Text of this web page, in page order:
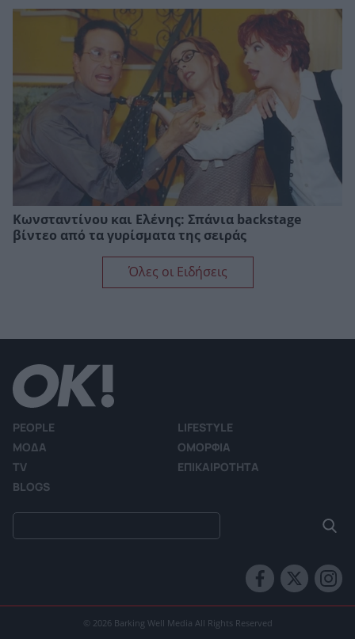
Κωνσταντίνου και Ελένης: Σπάνια backstage
βίντεο από τα γυρίσματα της σειράς
Όλες οι Ειδήσεις
PEOPLE
LIFESTYLE
ΜΟΔΑ
ΟΜΟΡΦΙΑ
TV
ΕΠΙΚΑΙΡΟΤΗΤΑ
BLOGS
© 2026 Barking Well Media All Rights Reserved